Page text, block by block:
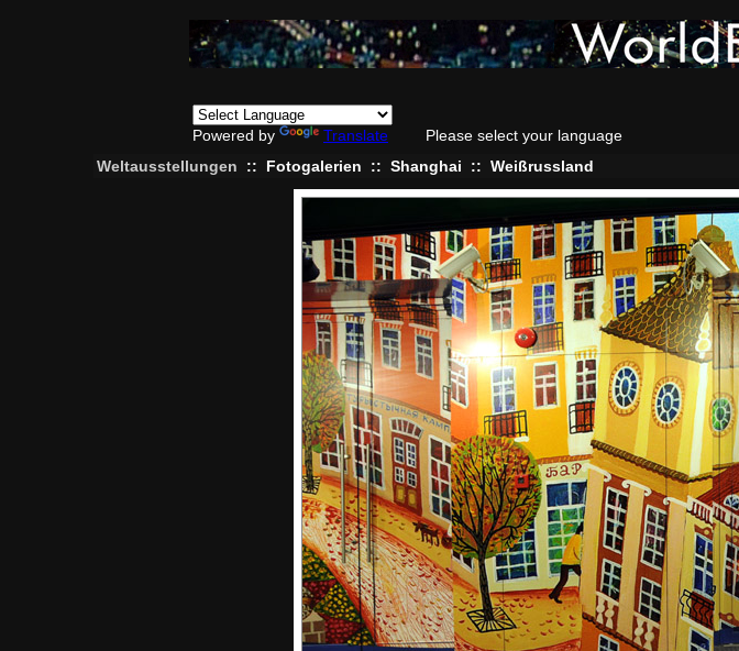
Powered by Translate Please select your language
Weltausstellungen :: Fotogalerien :: Shanghai :: Weißrussland